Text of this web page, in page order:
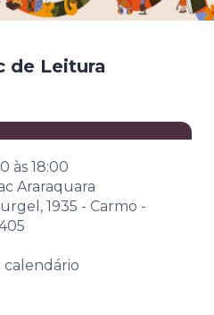
de Leitura
às 18:00
Araraquara
1935 - Carmo -
calendário